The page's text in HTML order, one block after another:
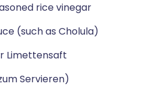
rice vinegar
(such as Cholula)
Limettensaft
Servieren)